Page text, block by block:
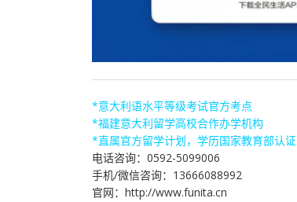
*意大利语水平等级考试官方考点
*福建意大利留学高校合作办学机构
*直属官方留学计划，学历国家教育部认证
电话咨询：0592-5099006
手机/微信咨询：13666088992
官网：http://www.funita.cn